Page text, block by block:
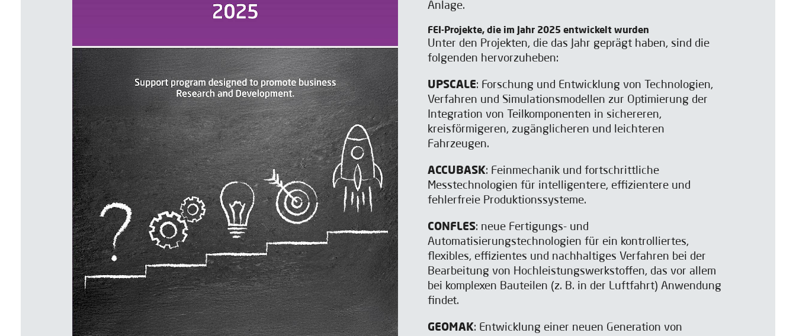
Anlage.
FEI-Projekte, die im Jahr 2025 entwickelt wurden
Unter den Projekten, die das Jahr geprägt haben, sind die
folgenden hervorzuheben:
UPSCALE: Forschung und Entwicklung von Technologien,
Verfahren und Simulationsmodellen zur Optimierung der
Integration von Teilkomponenten in sichereren,
kreisförmigeren, zugänglicheren und leichteren
Fahrzeugen.
ACCUBASK: Feinmechanik und fortschrittliche
Messtechnologien für intelligentere, effizientere und
fehlerfreie Produktionssysteme.
CONFLES: neue Fertigungs- und
Automatisierungstechnologien für ein kontrolliertes,
flexibles, effizientes und nachhaltiges Verfahren bei der
Bearbeitung von Hochleistungswerkstoffen, das vor allem
bei komplexen Bauteilen (z. B. in der Luftfahrt) Anwendung
findet.
GEOMAK: Entwicklung einer neuen Generation von